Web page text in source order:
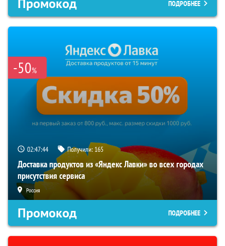
Промокод ПОДРОБНЕЕ
-50%
02:47:43 Получили: 165
Доставка продуктов из «Яндекс Лавки» во всех городах
присутствия сервиса
Россия
Промокод ПОДРОБНЕЕ